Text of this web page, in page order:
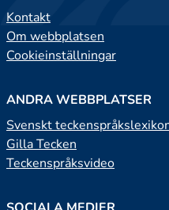
Kontakt
Om webbplatsen
Cookieinställningar
ANDRA WEBBPLATSER
Svenskt
Gilla Tecken
Teckenspråksvideo